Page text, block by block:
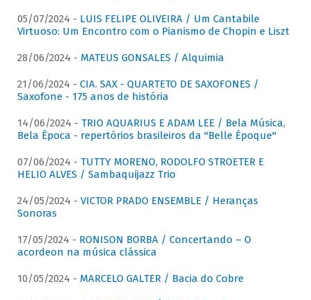
05/07/2024 - LUIS FELIPE OLIVEIRA / Um Cantabile
Virtuoso: Um Encontro com o Pianismo de Chopin e Liszt
28/06/2024 - MATEUS GONSALES / Alquimia
21/06/2024 - CIA. SAX - QUARTETO DE SAXOFONES /
Saxofone - 175 anos de história
14/06/2024 - TRIO AQUARIUS E ADAM LEE / Bela Música,
Bela Época - repertórios brasileiros da "Belle Époque"
07/06/2024 - TUTTY MORENO, RODOLFO STROETER E
HELIO ALVES / Sambaquijazz Trio
24/05/2024 - VICTOR PRADO ENSEMBLE / Heranças
Sonoras
17/05/2024 - RONISON BORBA / Concertando – O
acordeon na música clássica
10/05/2024 - MARCELO GALTER / Bacia do Cobre